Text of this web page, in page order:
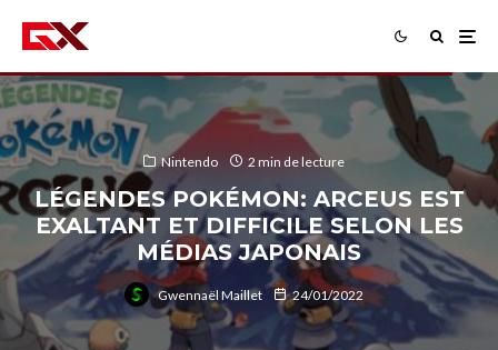
Nintendo 2 min de lecture
LÉGENDES POKÉMON: ARCEUS EST
EXALTANT ET DIFFICILE SELON LES
MÉDIAS JAPONAIS
Gwennaël Maillet 24/01/2022